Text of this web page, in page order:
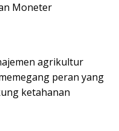
Moneter
agrikultur
peran yang
ketahanan